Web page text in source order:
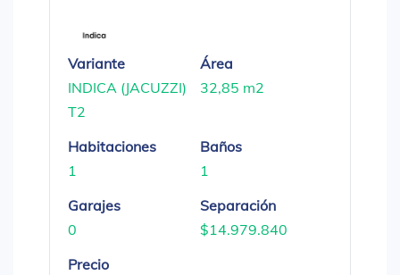
Variante
INDICA (JACUZZI)
T2
Área
32,85 m2
Habitaciones
1
Baños
1
Garajes
0
Separación
$14.979.840
Precio